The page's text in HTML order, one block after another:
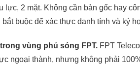
lực, 2 mặt. Không cần bản gốc hay
bắt buộc để xác thực danh tính và ký
vùng phủ sóng FPT. FPT
ngoại thành, nhưng không phải